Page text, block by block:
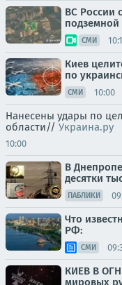
ВС России
подземной
СМИ
Киев
по
СМИ 10:00
Нанесены удары по
области// Украина.ру
10:00
В
десятки
ПАБЛИКИ
Что
РФ:
СМИ
КИЕВ В
мировых